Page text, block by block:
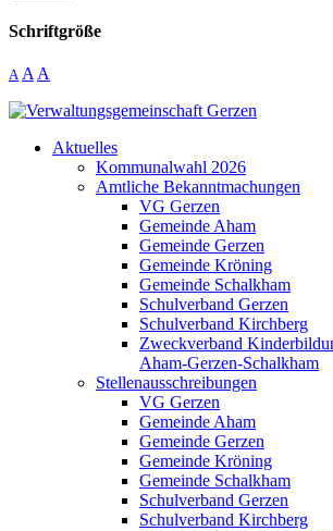
Schriftgröße
A A A
Aktuelles
Kommunalwahl 2026
Amtliche Bekanntmachungen
VG Gerzen
Gemeinde Aham
Gemeinde Gerzen
Gemeinde Kröning
Gemeinde Schalkham
Schulverband Gerzen
Schulverband Kirchberg
Zweckverband
Aham-Gerzen-Schalkham
Stellenausschreibungen
VG Gerzen
Gemeinde Aham
Gemeinde Gerzen
Gemeinde Kröning
Gemeinde Schalkham
Schulverband Gerzen
Schulverband Kirchberg